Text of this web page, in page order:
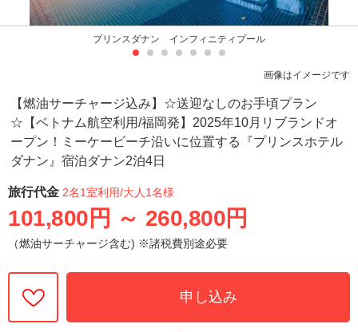
プリンスダナン インフィニティプール
画像はイメージです
【燃油サーチャージ込み】☆送迎なしのお手頃プラン
☆【ベトナム航空利用/福岡発】2025年10月リブランドオ
ープン！ミーケービーチ沿いに位置する『プリンスホテル
ダナン』宿泊ダナン2泊4日
旅行代金 2名1室利用/大人1名様
101,800円 ～ 260,800円
（燃油サーチャージ含む) ※諸税費別途必要
申し込み